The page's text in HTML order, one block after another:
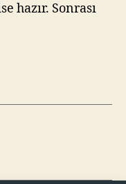
hazır. Sonrası